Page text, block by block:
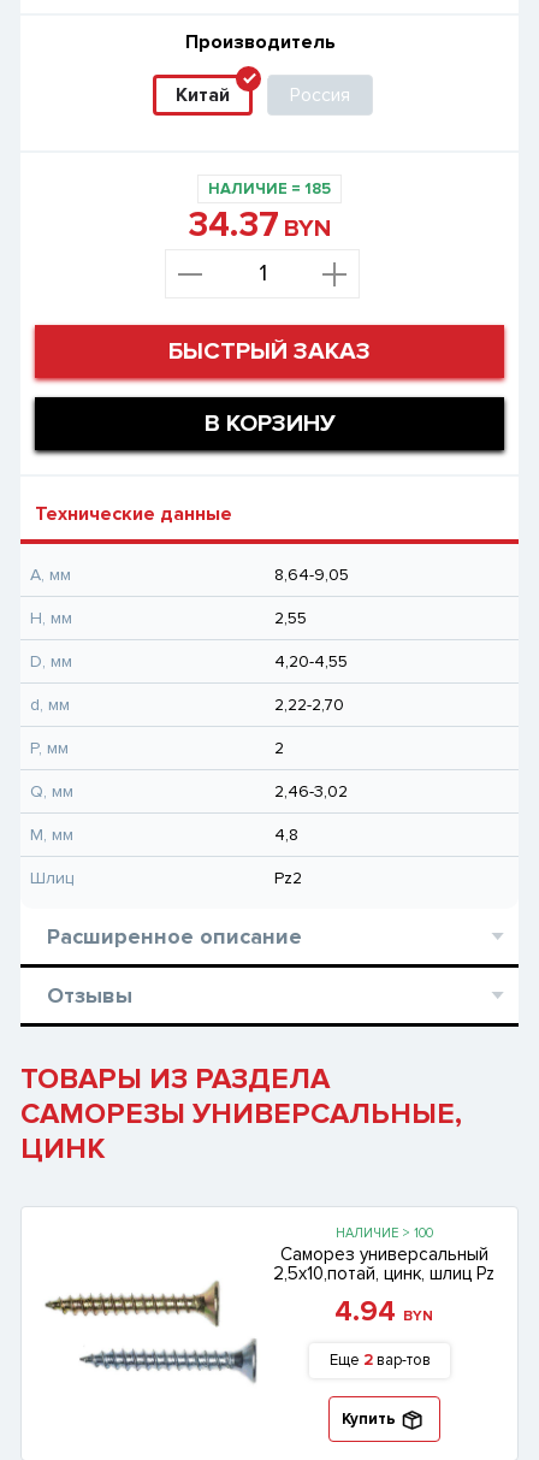
НАЛИЧИЕ = 185
34.37 BYN
БЫСТРЫЙ ЗАКАЗ
В КОРЗИНУ
Производитель
Китай Россия
Технические данные
A, мм 8,64-9,05
H, мм 2,55
D, мм 4,20-4,55
d, мм 2,22-2,70
P, мм 2
Q, мм 2,46-3,02
M, мм 4,8
Шлиц Pz2
Расширенное описание
Отзывы
ТОВАРЫ ИЗ РАЗДЕЛА
САМОРЕЗЫ УНИВЕРСАЛЬНЫЕ,
ЦИНК
НАЛИЧИЕ > 100
Саморез универсальный
2,5х10,потай, цинк, шлиц Pz
4.94 BYN
Еще 2 вар-тов
Купить